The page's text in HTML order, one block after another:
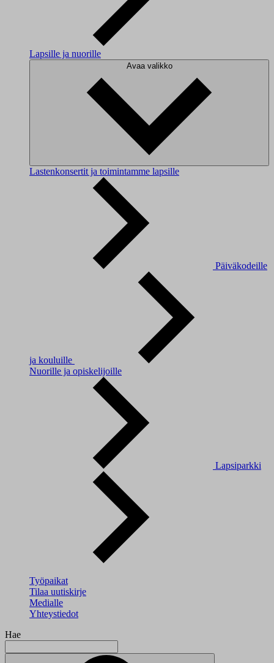
Lapsille ja nuorille
Avaa valikko
Lastenkonsertit ja toimintamme lapsille
Päiväkodeille
ja kouluille
Nuorille ja opiskelijoille
Lapsiparkki
Työpaikat
Tilaa uutiskirje
Medialle
Yhteystiedot
Hae